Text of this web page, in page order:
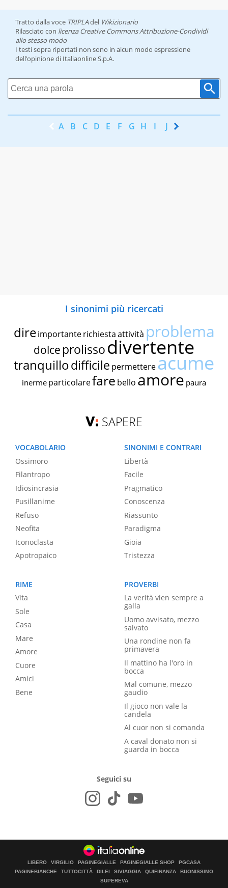
Tratto dalla voce TRIPLAdel Wikizionario
Rilasciato con licenza Creative Commons Attribuzione-Condividi
allo stesso modo
I testi sopra riportati non sono in alcun modo espressione
dell’opinione di Italiaonline S.p.A.
A B C D E F G H I J K
I sinonimi più ricercati
dire importante richiestaattività problema
dolce prolissodivertente
tranquillodifficile permettereacume
inerme particolarefare bello amore paura
SAPERE
VOCABOLARIO
Ossimoro
Filantropo
Idiosincrasia
Pusillanime
Refuso
Neofita
Iconoclasta
Apotropaico
SINONIMI E CONTRARI
Libertà
Facile
Pragmatico
Conoscenza
Riassunto
Paradigma
Gioia
Tristezza
RIME
Vita
Sole
Casa
Mare
Amore
Cuore
Amici
Bene
PROVERBI
La verità vien sempre a
galla
Uomo avvisato, mezzo
salvato
Una rondine non fa
primavera
Il mattino ha l'oro in
bocca
Mal comune, mezzo
gaudio
Il gioco non vale la
candela
Al cuor non si comanda
A caval donato non si
guarda in bocca
Seguici su
LIBERO VIRGILIO PAGINEGIALLE PAGINEGIALLE SHOP
PGCASA
PAGINEBIANCHE
TUTTOCITTÀ DILEI SIVIAGGIA QUIFINANZA
BUONISSIMO
SUPEREVA